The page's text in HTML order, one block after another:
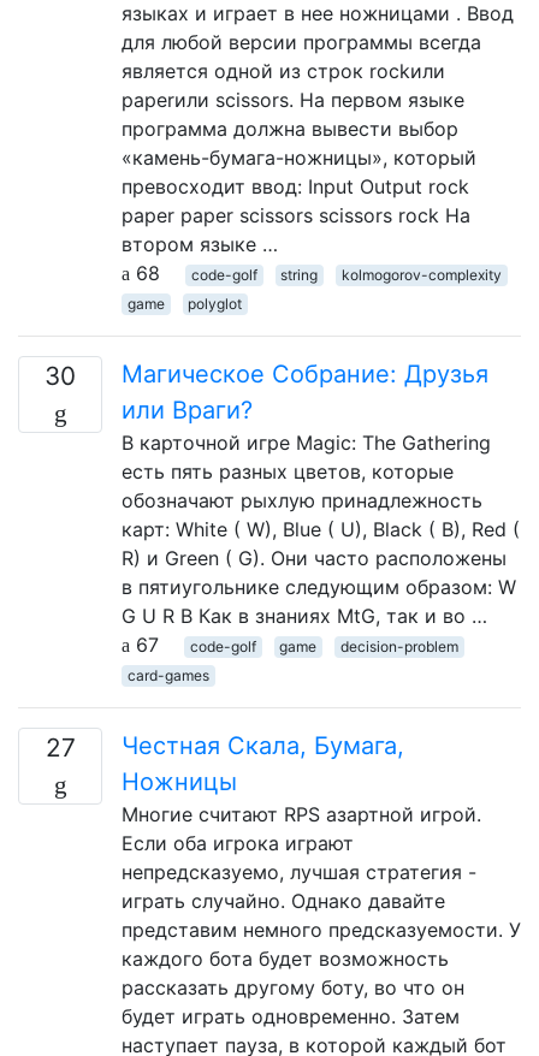
языках и играет в нее ножницами . Ввод
для любой версии программы всегда
является одной из строк rockили
paperили scissors. На первом языке
программа должна вывести выбор
«камень-бумага-ножницы», который
превосходит ввод: Input Output rock
paper paper scissors scissors rock На
втором языке …
68
code-golf string
kolmogorov-complexity
game
polyglot
30
Магическое Собрание: Друзья
или Враги?
В карточной игре Magic: The Gathering
есть пять разных цветов, которые
обозначают рыхлую принадлежность
карт: White ( W), Blue ( U), Black ( B), Red (
R) и Green ( G). Они часто расположены
в пятиугольнике следующим образом: W
G U R B Как в знаниях MtG, так и во …
67
code-golf game
decision-problem
card-games
27
Честная Скала, Бумага,
Ножницы
Многие считают RPS азартной игрой.
Если оба игрока играют
непредсказуемо, лучшая стратегия -
играть случайно. Однако давайте
представим немного предсказуемости. У
каждого бота будет возможность
рассказать другому боту, во что он
будет играть одновременно. Затем
наступает пауза, в которой каждый бот